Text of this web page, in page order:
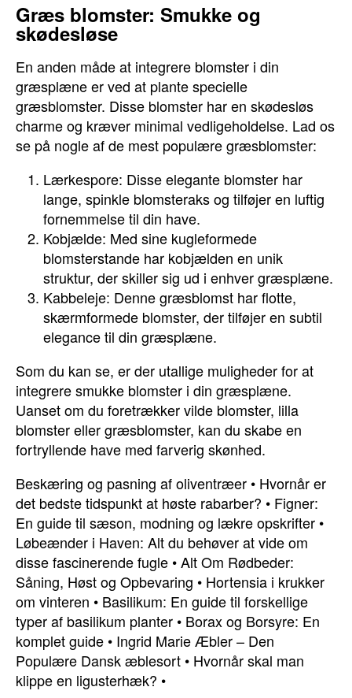
Græs blomster: Smukke og
skødesløse
En anden måde at integrere blomster i din
græsplæne er ved at plante specielle
græsblomster. Disse blomster har en skødesløs
charme og kræver minimal vedligeholdelse. Lad os
se på nogle af de mest populære græsblomster:
Lærkespore: Disse elegante blomster har
lange, spinkle blomsteraks og tilføjer en luftig
fornemmelse til din have.
Kobjælde: Med sine kugleformede
blomsterstande har kobjælden en unik
struktur, der skiller sig ud i enhver græsplæne.
Kabbeleje: Denne græsblomst har flotte,
skærmformede blomster, der tilføjer en subtil
elegance til din græsplæne.
Som du kan se, er der utallige muligheder for at
integrere smukke blomster i din græsplæne.
Uanset om du foretrækker vilde blomster, lilla
blomster eller græsblomster, kan du skabe en
fortryllende have med farverig skønhed.
Beskæring og pasning af oliventræer • Hvornår er
det bedste tidspunkt at høste rabarber? • Figner:
En guide til sæson, modning og lækre opskrifter •
Løbeænder i Haven: Alt du behøver at vide om
disse fascinerende fugle •Alt Om Rødbeder:
Såning, Høst og Opbevaring • Hortensia i krukker
om vinteren • Basilikum: En guide til forskellige
typer af basilikum planter • Borax og Borsyre: En
komplet guide • Ingrid Marie Æbler – Den
Populære Dansk æblesort • Hvornår skal man
klippe en ligusterhæk? •